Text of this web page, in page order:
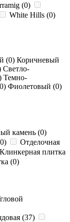
(0)
White Hills (0)
(0) Коричневый
Светло-
Темно-
0) Фиолетовый (0)
камень (0)
0)
Отделочная
Клинкерная плитка
(0)
(37)